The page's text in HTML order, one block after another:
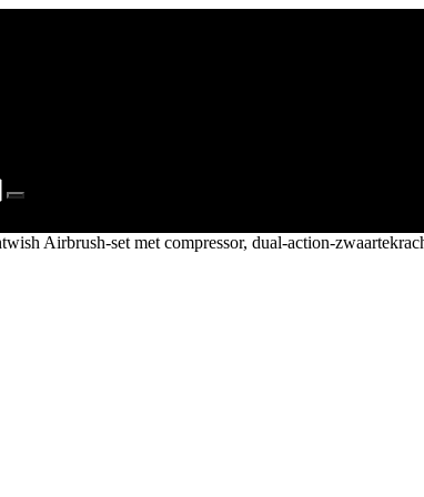
Airbrush-set met compressor, dual-action-